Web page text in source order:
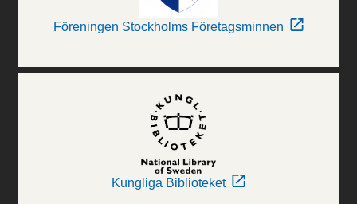
Föreningen Stockholms Företagsminnen
Kungliga Biblioteket